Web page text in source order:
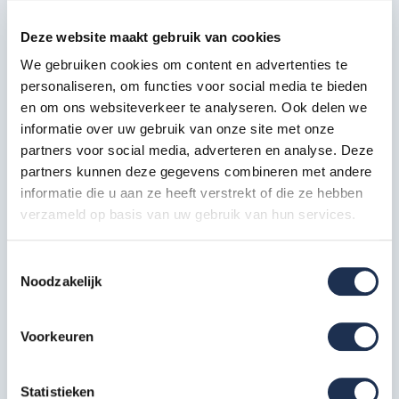
Deze website maakt gebruik van cookies
We gebruiken cookies om content en advertenties te
personaliseren, om functies voor social media te bieden
en om ons websiteverkeer te analyseren. Ook delen we
informatie over uw gebruik van onze site met onze
partners voor social media, adverteren en analyse. Deze
partners kunnen deze gegevens combineren met andere
informatie die u aan ze heeft verstrekt of die ze hebben
verzameld op basis van uw gebruik van hun services.
Noodzakelijk
Voorkeuren
Statistieken
Diagonale schoor 305
Artikelcode: 30328
Horizontale schoor 305
Artikelcode: 30323
2x
Telestabilisator 300 cm
Artikelcode: 40213